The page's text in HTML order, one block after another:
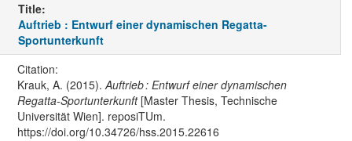
Title:
Auftrieb : Entwurf einer dynamischen Regatta-
Sportunterkunft
Citation:
Krauk, A. (2015).Auftrieb : Entwurf einer dynamischen
Regatta-Sportunterkunft[Master Thesis, Technische
Universität Wien]. reposiTUm.
https://doi.org/10.34726/hss.2015.22616